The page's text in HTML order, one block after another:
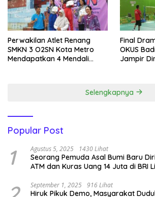
Perwakilan Atlet Renang
SMKN 3 O2SN Kota Metro
Mendapatkan 4 Mendali
Final
OKUS
Jampir
Selengkapnya
Popular Post
1 Agustus 5, 2025 1430 Lihat
Seorang Pemuda Asal Bumi Baru
ATM dan Kuras Uang 14 Juta di BRI
September 1, 2025 916 Lihat
Hiruk Pikuk Demo, Masyarakat